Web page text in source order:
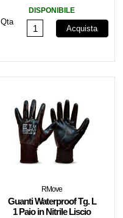
DISPONIBILE
Qta
Acquista
RMove
Guanti Waterproof Tg. L
1 Paio in Nitrile Liscio